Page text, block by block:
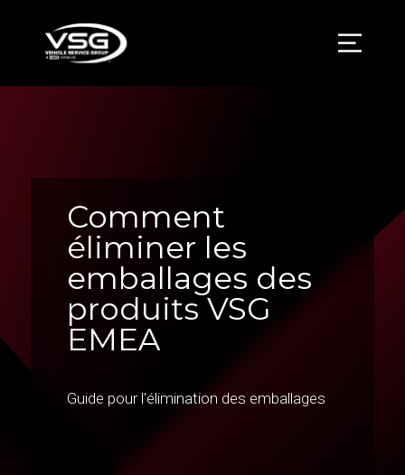
Guide pour l'élimination des emballages
Comment
éliminer les
emballages des
produits VSG
EMEA